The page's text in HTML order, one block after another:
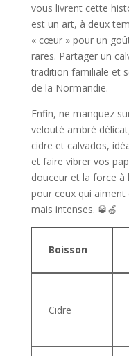
vous livrent cette
est un art, à deux
« cœur » pour un
rares. Partager un
tradition familiale et
de la Normandie.
Enfin, ne manquez
velouté ambré
cidre et calvados,
et faire vibrer vos
douceur et la force
pour ceux qui aiment
mais intenses. 🥃🍏
Boisson
Cidre